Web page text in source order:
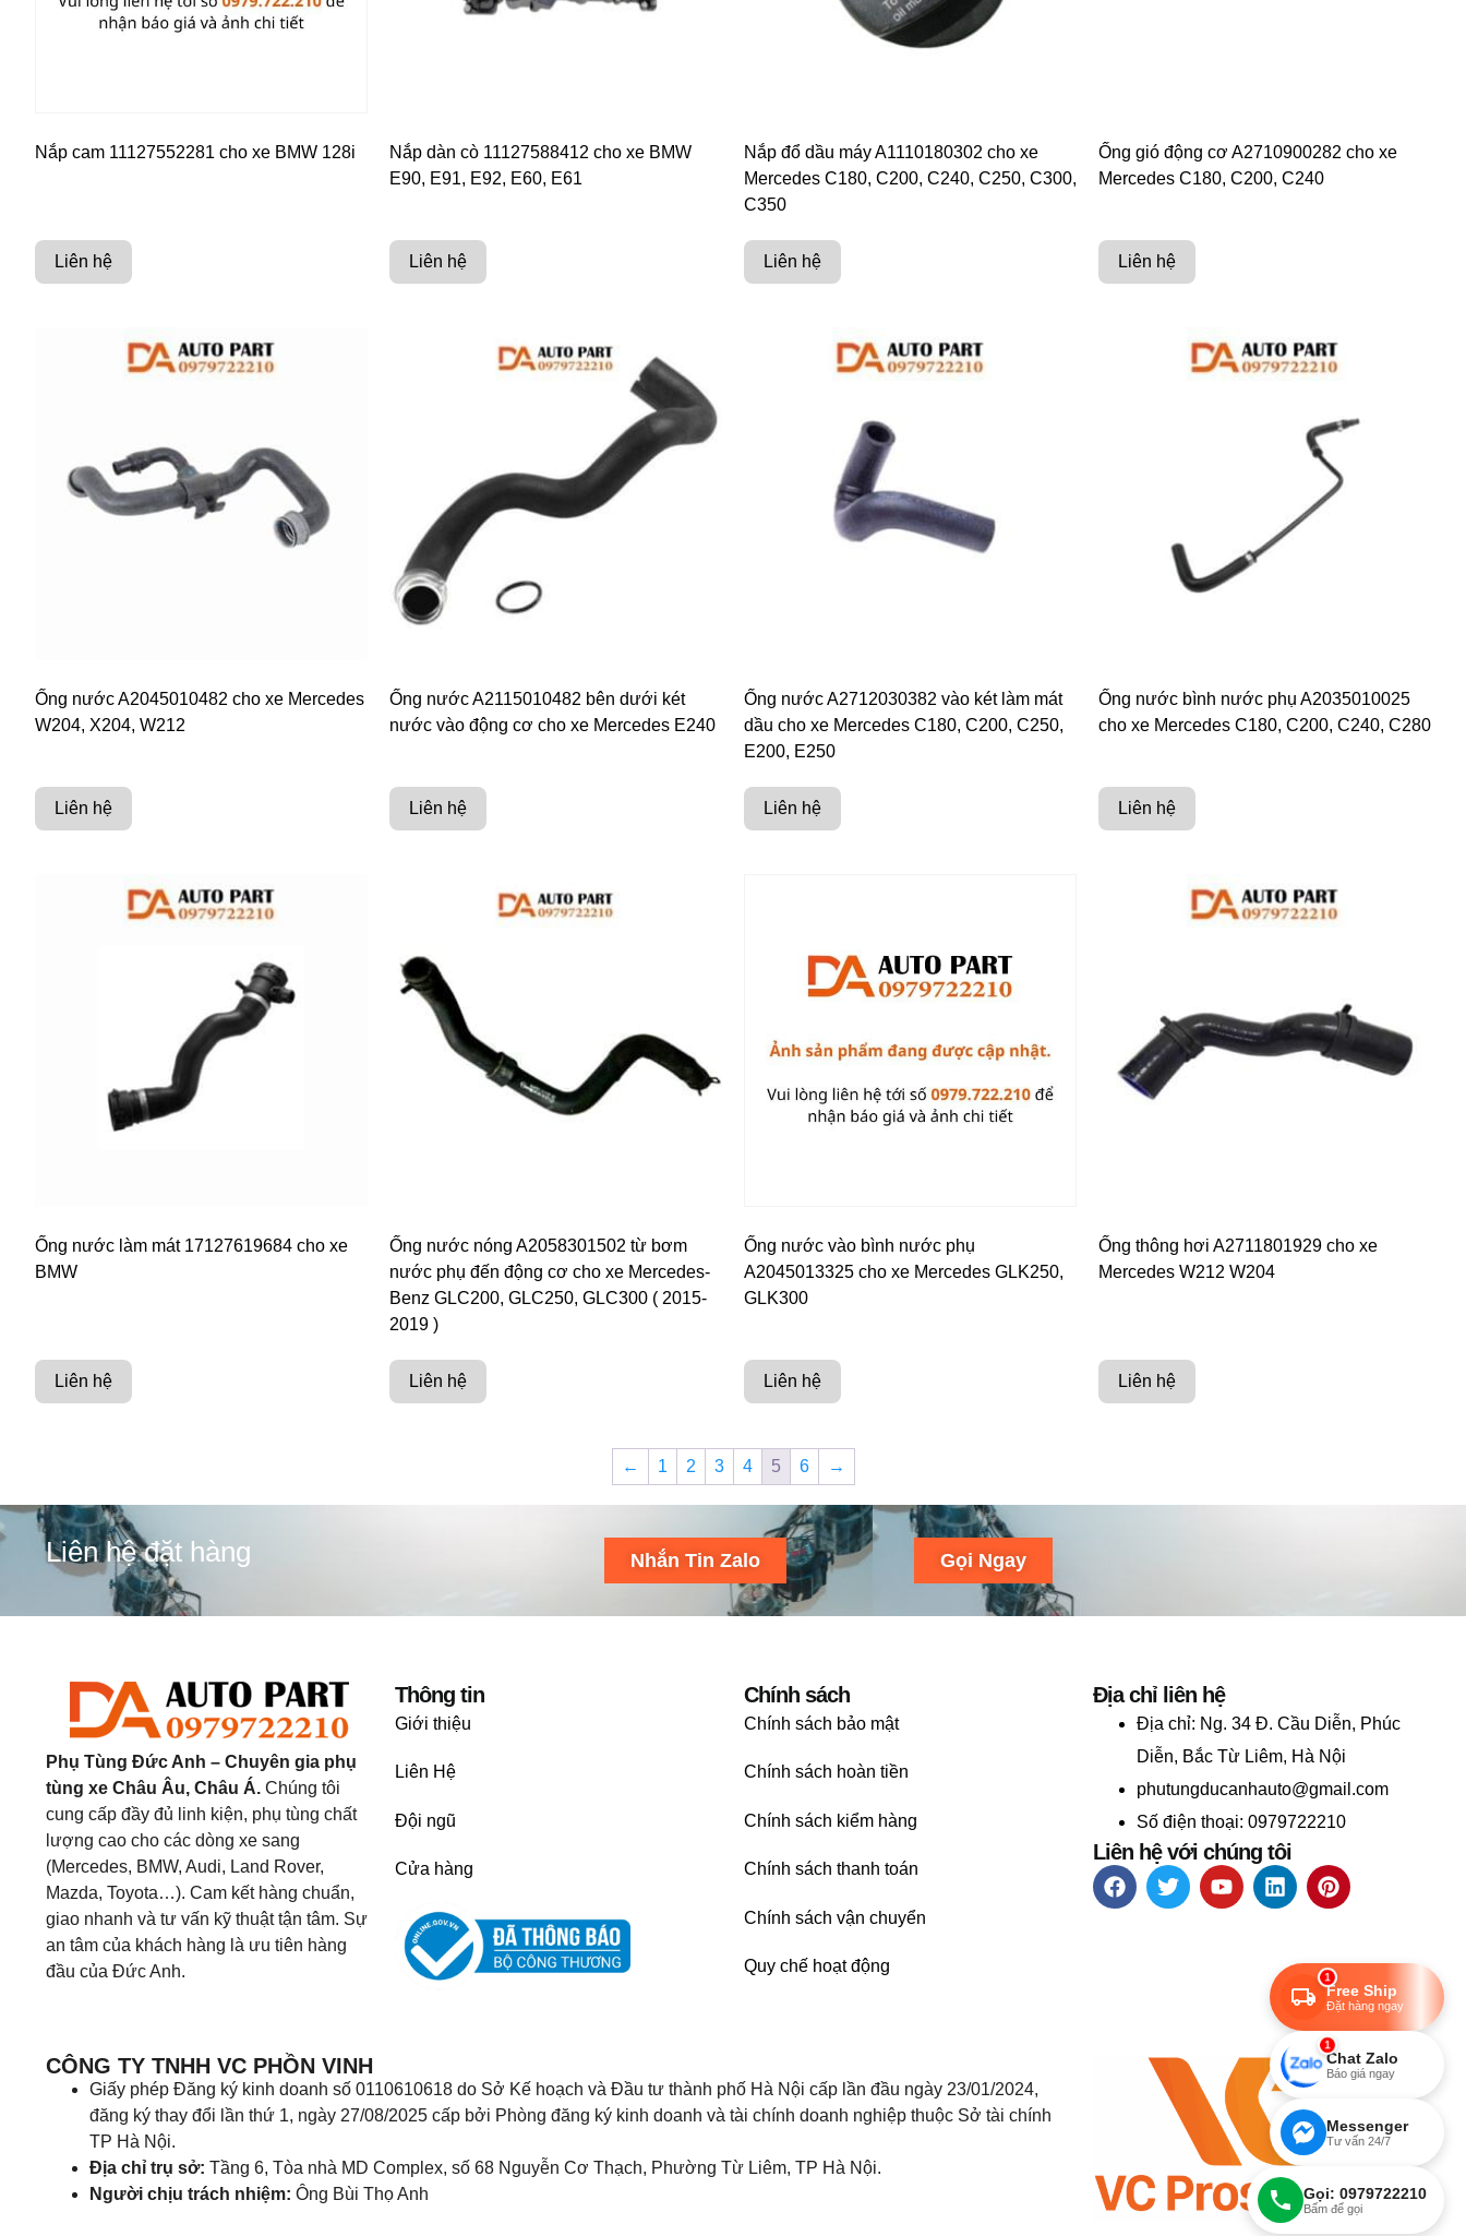
Nắp cam 11127552281 cho xe BMW 128i
Liên hệ
Nắp dàn cò 11127588412 cho xe BMW
E90, E91, E92, E60, E61
Liên hệ
Nắp đổ dầu máy A1110180302 cho xe
Mercedes C180, C200, C240, C250, C300,
C350
Liên hệ
Ống gió động cơ A2710900282 cho xe
Mercedes C180, C200, C240
Liên hệ
Ống nước A2045010482 cho xe Mercedes
W204, X204, W212
Liên hệ
Ống nước A2115010482 bên dưới két
nước vào động cơ cho xe Mercedes E240
Liên hệ
Ống nước A2712030382 vào két làm mát
dầu cho xe Mercedes C180, C200, C250,
E200, E250
Liên hệ
Ống nước bình nước phụ A2035010025
cho xe Mercedes C180, C200, C240, C280
Liên hệ
Ống nước làm mát 17127619684 cho xe
BMW
Liên hệ
Ống nước nóng A2058301502 từ bơm
nước phụ đến động cơ cho xe Mercedes-
Benz GLC200, GLC250, GLC300 ( 2015-
2019 )
Liên hệ
Ống nước vào bình nước phụ
A2045013325 cho xe Mercedes GLK250,
GLK300
Liên hệ
Ống thông hơi A2711801929 cho xe
Mercedes W212 W204
Liên hệ
← 1 2 3 4 5 6 →
Liên hệ đặt hàng Nhắn Tin Zalo Gọi Ngay
Phụ Tùng Đức Anh – Chuyên gia phụ
tùng xe Châu Âu, Châu Á. Chúng tôi
cung cấp đầy đủ linh kiện, phụ tùng chất
lượng cao cho các dòng xe sang
(Mercedes, BMW, Audi, Land Rover,
Mazda, Toyota…). Cam kết hàng chuẩn,
giao nhanh và tư vấn kỹ thuật tận tâm. Sự
an tâm của khách hàng là ưu tiên hàng
đầu của Đức Anh.
Thông tin
Giới thiệu
Liên Hệ
Đội ngũ
Cửa hàng
Chính sách
Chính sách bảo mật
Chính sách hoàn tiền
Chính sách kiểm hàng
Chính sách thanh toán
Chính sách vận chuyển
Quy chế hoạt động
Địa chỉ liên hệ
Địa chỉ: Ng. 34 Đ. Cầu Diễn, Phúc
Diễn, Bắc Từ Liêm, Hà Nội
phutungducanhauto@gmail.com
Số điện thoại: 0979722210
Liên hệ với chúng tôi
CÔNG TY TNHH VC PHỒN VINH
Giấy phép Đăng ký kinh doanh số 0110610618 do Sở Kế hoạch và Đầu tư thành phố Hà Nội cấp lần đầu ngày 23/01/2024,
đăng ký thay đổi lần thứ 1, ngày 27/08/2025 cấp bởi Phòng đăng ký kinh doanh và tài chính doanh nghiệp thuộc Sở tài chính
TP Hà Nội.
Địa chỉ trụ sở: Tầng 6, Tòa nhà MD Complex, số 68 Nguyễn Cơ Thạch, Phường Từ Liêm, TP Hà Nội.
Người chịu trách nhiệm: Ông Bùi Thọ Anh
1
Free Ship
Đặt hàng ngay
1
Chat Zalo
Báo giá ngay
Messenger
Tư vấn 24/7
Gọi: 0979722210
Bấm để gọi